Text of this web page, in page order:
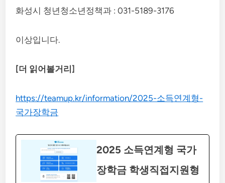
화성시 청년청소년정책과 : 031-5189-3176
이상입니다.
[더 읽어볼거리]
https://teamup.kr/information/2025-소득연계형-
국가장학금
2025 소득연계형 국가
장학금 학생직접지원형